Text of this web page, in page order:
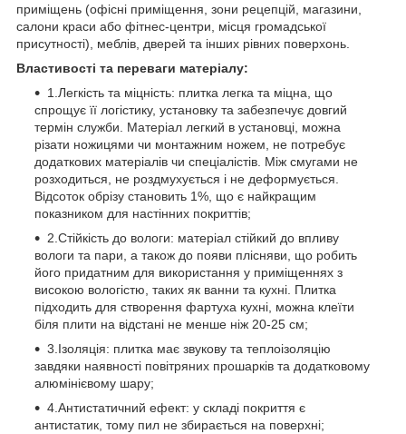
приміщень (офісні приміщення, зони рецепцій, магазини,
салони краси або фітнес-центри, місця громадської
присутності), меблів, дверей та інших рівних поверхонь.
Властивості та переваги матеріалу:
1.Легкість та міцність: плитка легка та міцна, що
спрощує її логістику, установку та забезпечує довгий
термін служби. Матеріал легкий в установці, можна
різати ножицями чи монтажним ножем, не потребує
додаткових матеріалів чи спеціалістів. Між смугами не
розходиться, не роздмухується і не деформується.
Відсоток обрізу становить 1%, що є найкращим
показником для настінних покриттів;
2.Стійкість до вологи: матеріал стійкий до впливу
вологи та пари, а також до появи плісняви, що робить
його придатним для використання у приміщеннях з
високою вологістю, таких як ванни та кухні. Плитка
підходить для створення фартуха кухні, можна клеїти
біля плити на відстані не менше ніж 20-25 см;
3.Ізоляція: плитка має звукову та теплоізоляцію
завдяки наявності повітряних прошарків та додатковому
алюмінієвому шару;
4.Антистатичний ефект: у складі покриття є
антистатик, тому пил не збирається на поверхні;